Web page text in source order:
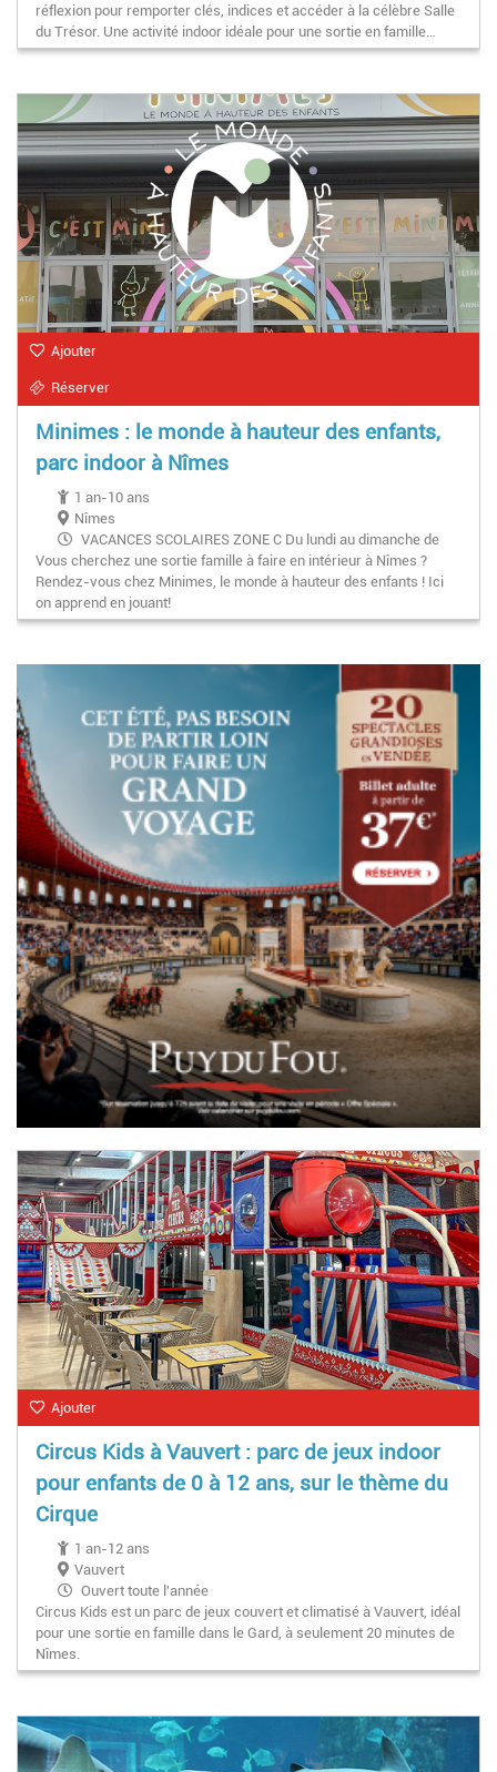
réflexion pour remporter clés, indices et accéder à la célèbre Salle
du Trésor. Une activité indoor idéale pour une sortie en famille…
Ajouter
Réserver
Minimes : le monde à hauteur des enfants,
parc indoor à Nîmes
1 an-10 ans
Nîmes
VACANCES SCOLAIRES ZONE C Du lundi au dimanche de
9h30 à 18h30.
HORS VACANCES SCOLAIRES
Lundi & Mardi & Jeudi : fermé
Mercredi, Samedi & Dimanche : 9h30-18h30
Vous cherchez une sortie famille à faire en intérieur à Nîmes ?
Rendez-vous chez Minimes, le monde à hauteur des enfants ! Ici
on apprend en jouant!
Ajouter
Circus Kids à Vauvert : parc de jeux indoor
pour enfants de 0 à 12 ans, sur le thème du
Cirque
1 an-12 ans
Vauvert
Ouvert toute l'année
Circus Kids est un parc de jeux couvert et climatisé à Vauvert, idéal
pour une sortie en famille dans le Gard, à seulement 20 minutes de
Nîmes.